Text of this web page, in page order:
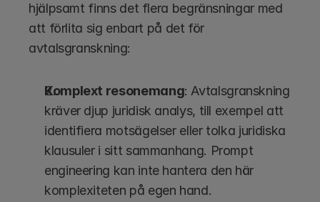
hjälpsamt finns det flera begränsningar med
att förlita sig enbart på det för
avtalsgranskning:
Komplext resonemang: Avtalsgranskning
kräver djup juridisk analys, till exempel att
identifiera motsägelser eller tolka juridiska
klausuler i sitt sammanhang. Prompt
engineering kan inte hantera den här
komplexiteten på egen hand.